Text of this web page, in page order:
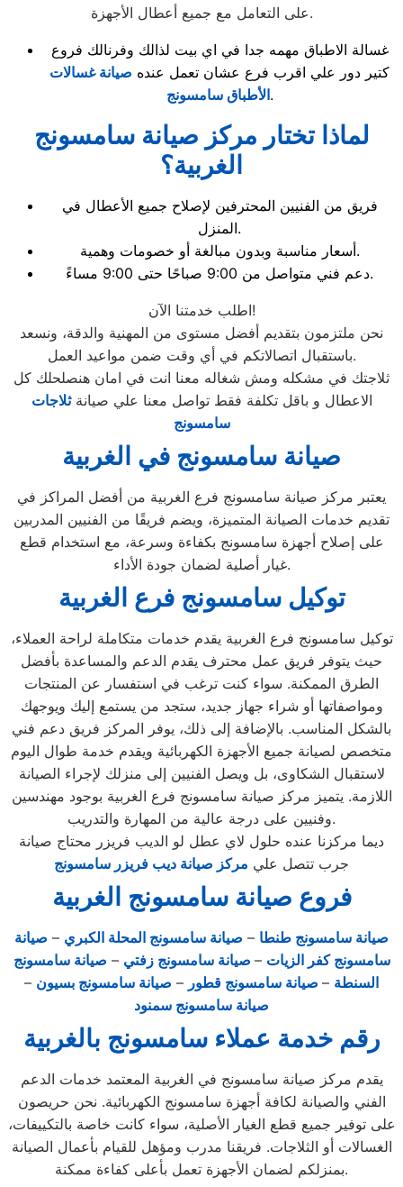
على التعامل مع جميع أعطال الأجهزة.
غسالة الاطباق مهمه جدا في اي بيت لذالك وفرنالك فروع
كتير دور علي اقرب فرع عشان تعمل عنده صيانة غسالات
الأطباق سامسونج.
لماذا تختار مركز صيانة سامسونج
الغربية؟
فريق من الفنيين المحترفين لإصلاح جميع الأعطال في
المنزل.
أسعار مناسبة وبدون مبالغة أو خصومات وهمية.
دعم فني متواصل من 9:00 صباحًا حتى 9:00 مساءً.
اطلب خدمتنا الآن!
نحن ملتزمون بتقديم أفضل مستوى من المهنية والدقة، ونسعد
باستقبال اتصالاتكم في أي وقت ضمن مواعيد العمل.
ثلاجتك في مشكله ومش شغاله معنا انت في امان هنصلحلك كل
الاعطال و باقل تكلفة فقط تواصل معنا علي صيانةثلاجات
سامسونج
صيانة سامسونج في الغربية
يعتبر مركز صيانة سامسونج فرع الغربية من أفضل المراكز في
تقديم خدمات الصيانة المتميزة، ويضم فريقًا من الفنيين المدربين
على إصلاح أجهزة سامسونج بكفاءة وسرعة، مع استخدام قطع
غيار أصلية لضمان جودة الأداء.
توكيل سامسونج فرع الغربية
توكيل سامسونج فرع الغربية يقدم خدمات متكاملة لراحة العملاء،
حيث يتوفر فريق عمل محترف يقدم الدعم والمساعدة بأفضل
الطرق الممكنة. سواء كنت ترغب في استفسار عن المنتجات
ومواصفاتها أو شراء جهاز جديد، ستجد من يستمع إليك ويوجهك
بالشكل المناسب. بالإضافة إلى ذلك، يوفر المركز فريق دعم فني
متخصص لصيانة جميع الأجهزة الكهربائية ويقدم خدمة طوال اليوم
لاستقبال الشكاوى، بل ويصل الفنيين إلى منزلك لإجراء الصيانة
اللازمة. يتميز مركز صيانة سامسونج فرع الغربية بوجود مهندسين
وفنيين على درجة عالية من المهارة والتدريب.
ديما مركزنا عنده حلول لاي عطل لو الديب فريزر محتاج صيانة
جرب تتصل علي مركز صيانة ديب فريزر سامسونج
فروع صيانةسامسونج الغربية
صيانة سامسونج طنطا – صيانة سامسونج المحلة الكبري – صيانة
سامسونج كفر الزيات – صيانة سامسونج زفتي – صيانة سامسونج
السنطة – صيانة سامسونج قطور – صيانة سامسونج بسيون –
صيانة سامسونج سمنود
رقم خدمة عملاء سامسونج بالغربية
يقدم مركز صيانة سامسونج في الغربية المعتمد خدمات الدعم
الفني والصيانة لكافة أجهزة سامسونج الكهربائية. نحن حريصون
على توفير جميع قطع الغيار الأصلية، سواء كانت خاصة بالتكييفات،
الغسالات أو الثلاجات. فريقنا مدرب ومؤهل للقيام بأعمال الصيانة
بمنزلكم لضمان الأجهزة تعمل بأعلى كفاءة ممكنة.